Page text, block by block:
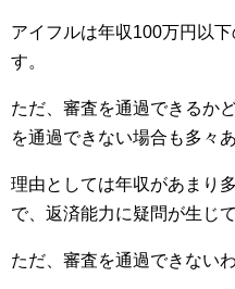
アイフルは年収100万円以
す。
ただ、審査を通過できるか
を通過できない場合も多々あ
理由としては年収があまり
で、返済能力に疑問が生じ
ただ、審査を通過できない